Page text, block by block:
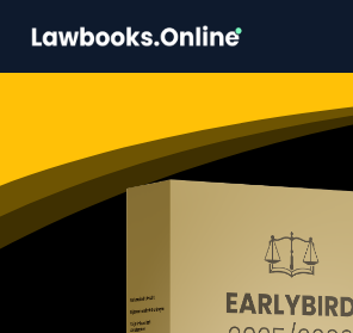
FAQ
Contact
Account
Inloggen